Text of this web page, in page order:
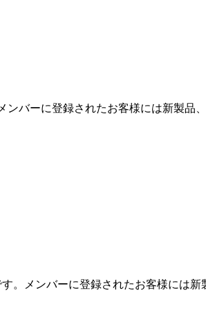
バーに登録されたお客様には新製品
。メンバーに登録されたお客様には